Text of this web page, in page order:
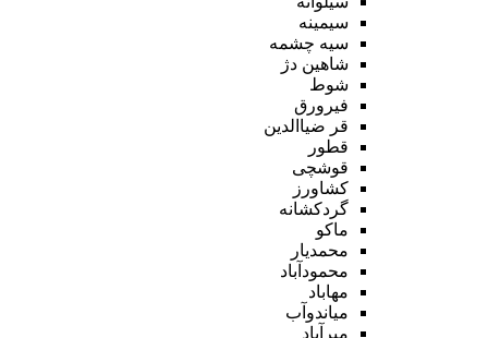
سیمینه
سیه چشمه
شاهین دژ
شوط
فیرورق
قر ضیاالدین
قطور
قوشچی
کشاورز
گردکشانه
ماکو
محمدیار
محمودآباد
مهاباد
میاندوآب
میرآباد